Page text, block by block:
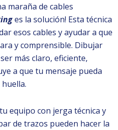
maraña de cables
es la solución! Esta técnica
esos cables y ayudar a que
y comprensible. Dibujar
más claro, eficiente,
a que tu mensaje pueda
equipo con jerga técnica y
de trazos pueden hacer la